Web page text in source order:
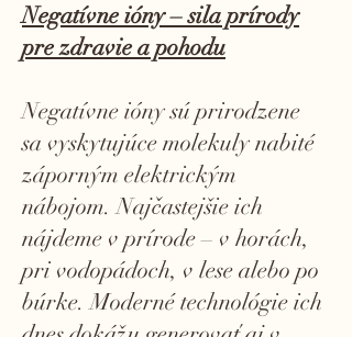
Negatívne ióny – sila prírody
pre zdravie a pohodu
Negatívne ióny sú prirodzene
sa vyskytujúce molekuly nabité
záporným elektrickým
nábojom. Najčastejšie ich
nájdeme v prírode – v horách,
pri vodopádoch, v lese alebo po
búrke. Moderné technológie ich